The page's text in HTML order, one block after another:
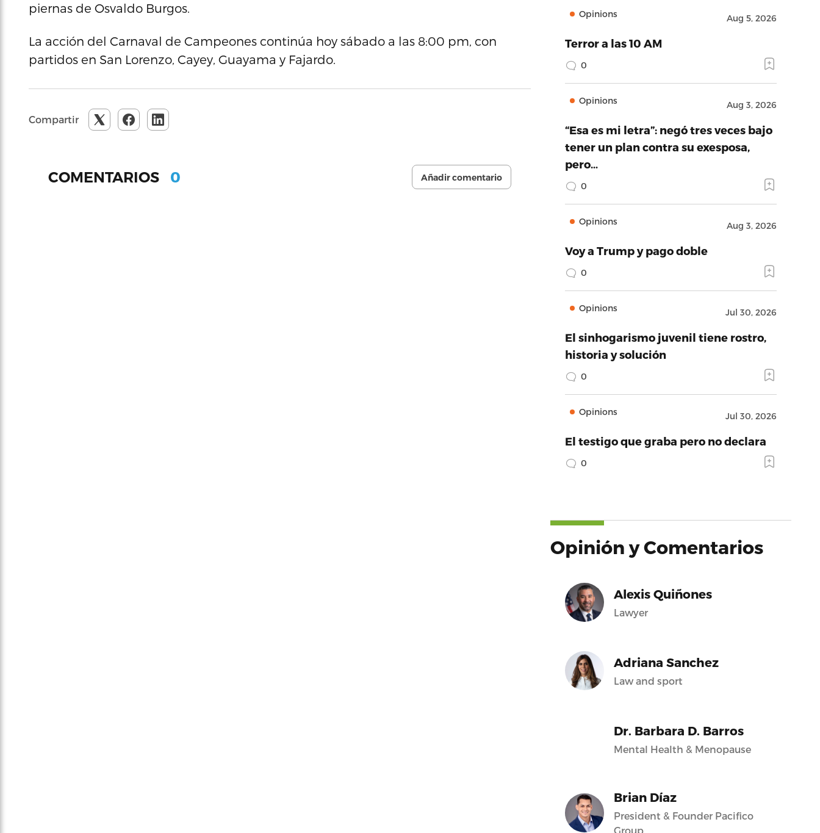
piernas de Osvaldo Burgos.
La acción del Carnaval de Campeones continúa hoy sábado a las 8:00 pm, con
partidos en San Lorenzo, Cayey, Guayama y Fajardo.
Compartir
COMENTARIOS 0 Añadir comentario
Opinions Aug 5, 2026
Terror a las 10 AM
0
Opinions Aug 3, 2026
“Esa es mi letra”: negó tres veces bajo
tener un plan contra su exesposa,
pero…
0
Opinions Aug 3, 2026
Voy a Trump y pago doble
0
Opinions Jul 30, 2026
El sinhogarismo juvenil tiene rostro,
historia y solución
0
Opinions Jul 30, 2026
El testigo que graba pero no declara
0
Opinión y Comentarios
Alexis Quiñones
Lawyer
Adriana Sanchez
Law and sport
Dr. Barbara D. Barros
Mental Health & Menopause
Brian Díaz
President & Founder Pacifico
Group